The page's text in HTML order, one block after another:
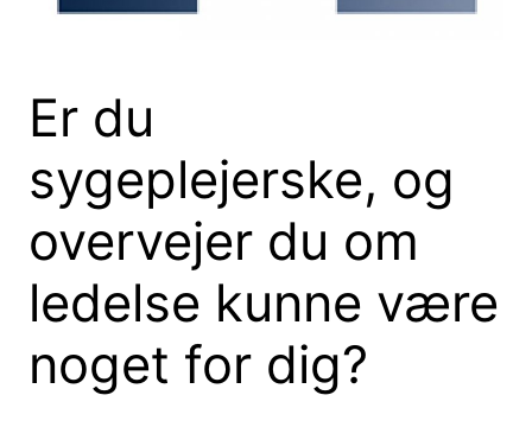
Er du
sygeplejerske, og
overvejer du om
ledelse kunne være
noget for dig?